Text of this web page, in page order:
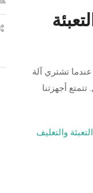
تشتري آلة
أجهزتنا
والتغليف